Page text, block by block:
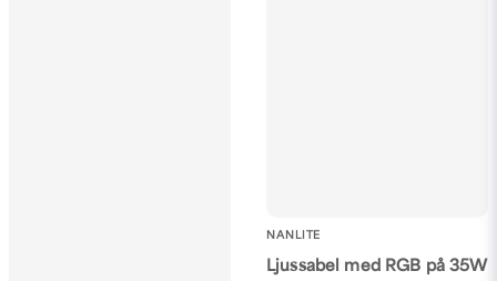
NANLITE
Ljussabel med RGB på 35W